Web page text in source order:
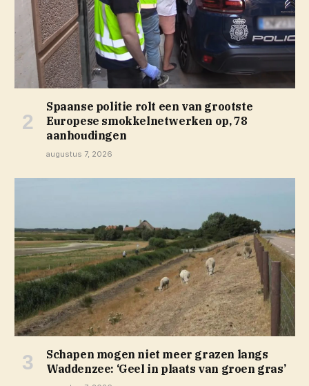
Spaanse politie rolt een van grootste
Europese smokkelnetwerken op, 78
aanhoudingen
augustus 7, 2026
Schapen mogen niet meer grazen langs
Waddenzee: ‘Geel in plaats van groen gras’